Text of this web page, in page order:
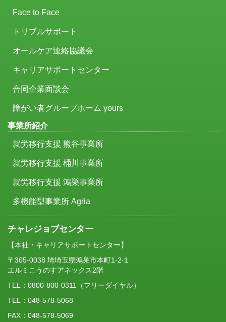
Face to Face
トリプルサポート
オールケア連絡協議会
キャリアサポートセンター
合同企業面談会
障がい者グループホーム yours
事業所紹介
就労移行支援 熊谷事業所
就労移行支援 桶川事業所
就労移行支援 鴻巣事業所
多機能型事業所 Agria
チャレジョブセンター
【本社・キャリアサポートセンター】
〒365-0038 埼埼玉県鴻巣市本町1-2-1
エルミこうのすアネックス2階
TEL： 0800-800-0311 （フリーダイヤル）
TEL：048-578-5068
FAX：048-578-5069